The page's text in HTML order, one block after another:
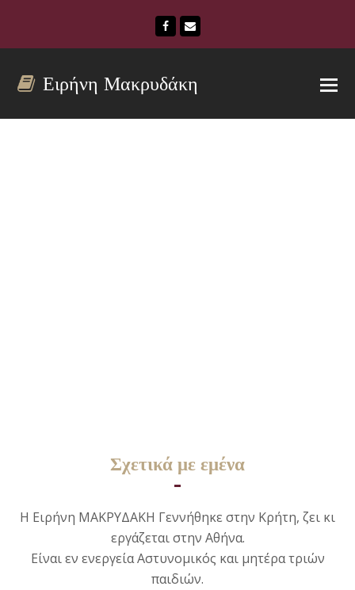
Facebook
Email
Ειρήνη Μακρυδάκη
Σχετικά με εμένα
Η Ειρήνη ΜΑΚΡΥΔΑΚΗ Γεννήθηκε στην Κρήτη, ζει κι
εργάζεται στην Αθήνα.
Είναι εν ενεργεία Αστυνομικός και μητέρα τριών
παιδιών.